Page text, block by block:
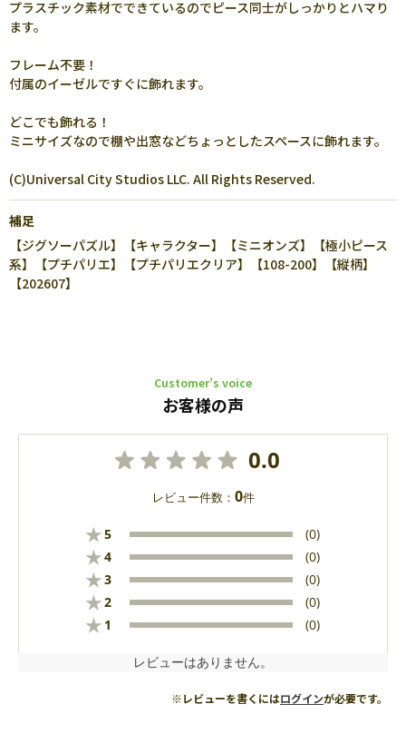
プラスチック素材でできているのでピース同士がしっかりとハマり
ます。
フレーム不要！
付属のイーゼルですぐに飾れます。
どこでも飾れる！
ミニサイズなので棚や出窓などちょっとしたスペースに飾れます。
(C)Universal City Studios LLC. All Rights Reserved.
補足
【ジグソーパズル】【キャラクター】【ミニオンズ】【極小ピース
系】【プチパリエ】【プチパリエクリア】【108-200】【縦柄】
【202607】
Customer’s voice
お客様の声
0.0
レビュー件数： 0件
★5 (0)
★4 (0)
★3 (0)
★2 (0)
★ 1 (0)
レビューはありません。
※レビューを書くにはログインが必要です。